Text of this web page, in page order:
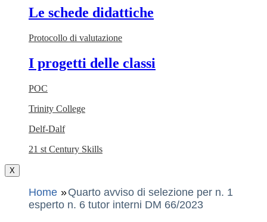
Le schede didattiche
Protocollo di valutazione
I progetti delle classi
POC
Trinity College
Delf-Dalf
21 st Century Skills
X
Home
Quarto avviso di selezione per n. 1
esperto n. 6 tutor interni DM 66/2023